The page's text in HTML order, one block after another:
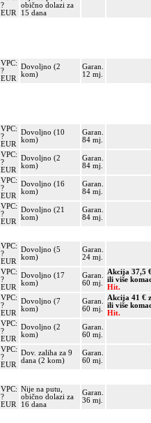
?
EUR
obično dolazi za
15 dana
VPC:
?
EUR
Dovoljno (2
kom)
Garan.
12 mj.
VPC:
?
EUR
Dovoljno (10
kom)
Garan.
84 mj.
VPC:
?
EUR
Dovoljno (2
kom)
Garan.
84 mj.
VPC:
?
EUR
Dovoljno (16
kom)
Garan.
84 mj.
VPC:
?
EUR
Dovoljno (21
kom)
Garan.
84 mj.
VPC:
?
EUR
Dovoljno (5
kom)
Garan.
24 mj.
VPC:
?
EUR
Dovoljno (17
kom)
Garan.
60 mj.
Akcija 37,5
ili više
Hit.
VPC:
?
EUR
Dovoljno (7
kom)
Garan.
60 mj.
Akcija 41 €
ili više
Hit.
VPC:
?
EUR
Dovoljno (2
kom)
Garan.
60 mj.
VPC:
?
EUR
Dov. zaliha za 9
dana (2 kom)
Garan.
60 mj.
VPC:
?
EUR
Nije na putu,
obično dolazi za
16 dana
Garan.
36 mj.